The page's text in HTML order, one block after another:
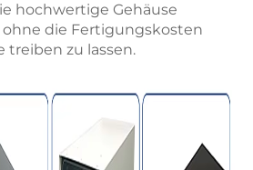
hochwertige Gehäuse
die Fertigungskosten
treiben zu lassen.